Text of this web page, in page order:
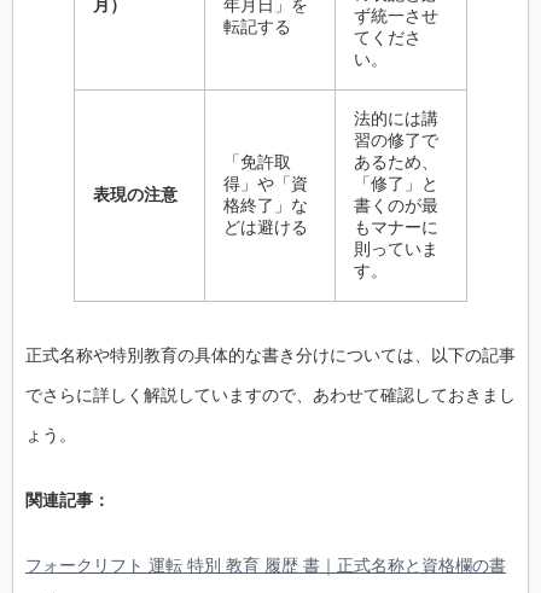
月）
年月日」を
転記する
ず統一させ
てくださ
い。
表現の注意
「免許取
得」や「資
格終了」な
どは避ける
法的には講
習の修了で
あるため、
「修了」と
書くのが最
もマナーに
則っていま
す。
正式名称や特別教育の具体的な書き分けについては、以下の記事
でさらに詳しく解説していますので、あわせて確認しておきまし
ょう。
関連記事：
フォークリフト 運転 特別 教育 履歴 書｜正式名称と資格欄の書